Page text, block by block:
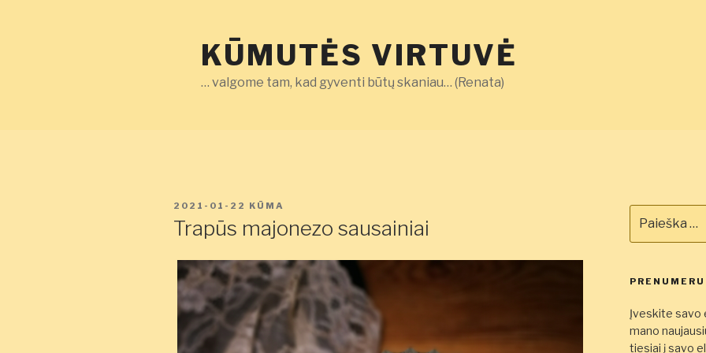
KŪMUTĖS VIRTUVĖ
… valgome tam, kad gyventi būtų skaniau… (Renata)
PASKELBTA
2021-01-22 KŪMA
Trapūs majonezo sausainiai
Įveskite savo
mano
tiesiai į savo